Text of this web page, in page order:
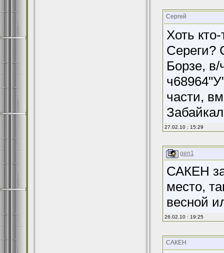
Сергей
Хоть
Сереги?
Борзе,
части,
27.02.10 : 15:29
gen1
САКЕН
место,
весной
26.02.10 : 19:25
САКЕН